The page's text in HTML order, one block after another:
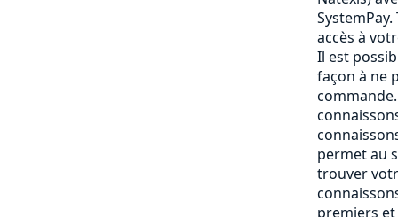
accès à
Il est
façon à ne
permet au
trouver
premiers